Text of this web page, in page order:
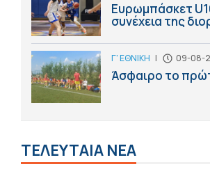
Ευρωμπάσκετ
συνέχεια της
Γ' ΕΘΝΙΚΗ | 09-08-
Άσφαιρο το
ΤΕΛΕΥΤΑΙΑ ΝΕΑ